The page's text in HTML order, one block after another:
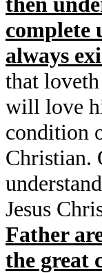
complete
always
that
will love
condition
Christian.
Jesus
Father
the great